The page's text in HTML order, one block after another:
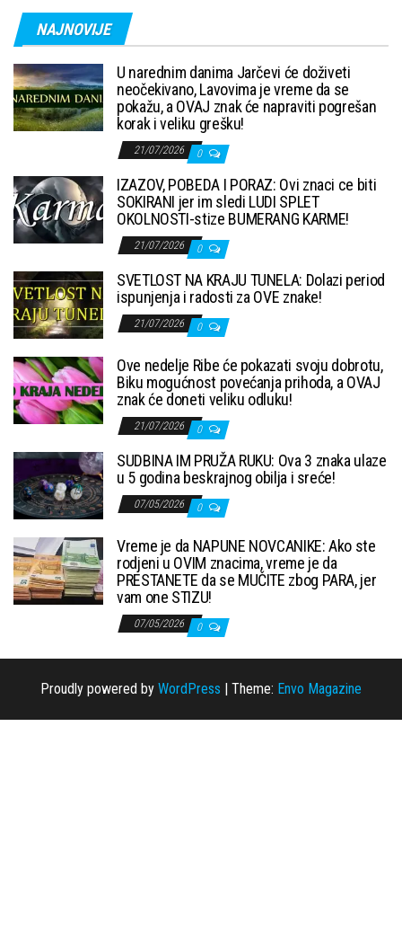
NAJNOVIJE
U narednim danima Jarčevi će doživeti
neočekivano, Lavovima je vreme da se
pokažu, a OVAJ znak će napraviti pogrešan
korak i veliku grešku!
21/07/2026 0
IZAZOV, POBEDA I PORAZ: Ovi znaci ce biti
SOKIRANI jer im sledi LUDI SPLET
OKOLNOSTI-stize BUMERANG KARME!
21/07/2026 0
SVETLOST NA KRAJU TUNELA: Dolazi period
ispunjenja i radosti za OVE znake!
21/07/2026 0
Ove nedelje Ribe će pokazati svoju dobrotu,
Biku mogućnost povećanja prihoda, a OVAJ
znak će doneti veliku odluku!
21/07/2026 0
SUDBINA IM PRUŽA RUKU: Ova 3 znaka ulaze
u 5 godina beskrajnog obilja i sreće!
07/05/2026 0
Vreme je da NAPUNE NOVCANIKE: Ako ste
rodjeni u OVIM znacima, vreme je da
PRESTANETE da se MUČITE zbog PARA, jer
vam one STIZU!
07/05/2026 0
Proudly powered by WordPress Theme: Envo Magazine